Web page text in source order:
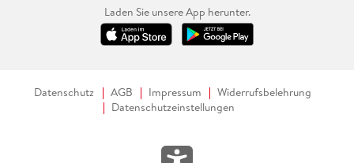
Laden Sie unsere App herunter.
Datenschutz AGB Impressum
Widerrufsbelehrung
Datenschutzeinstellungen